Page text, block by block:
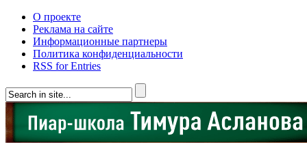
О проекте
Реклама на сайте
Информационные партнеры
Политика конфиденциальности
RSS for Entries